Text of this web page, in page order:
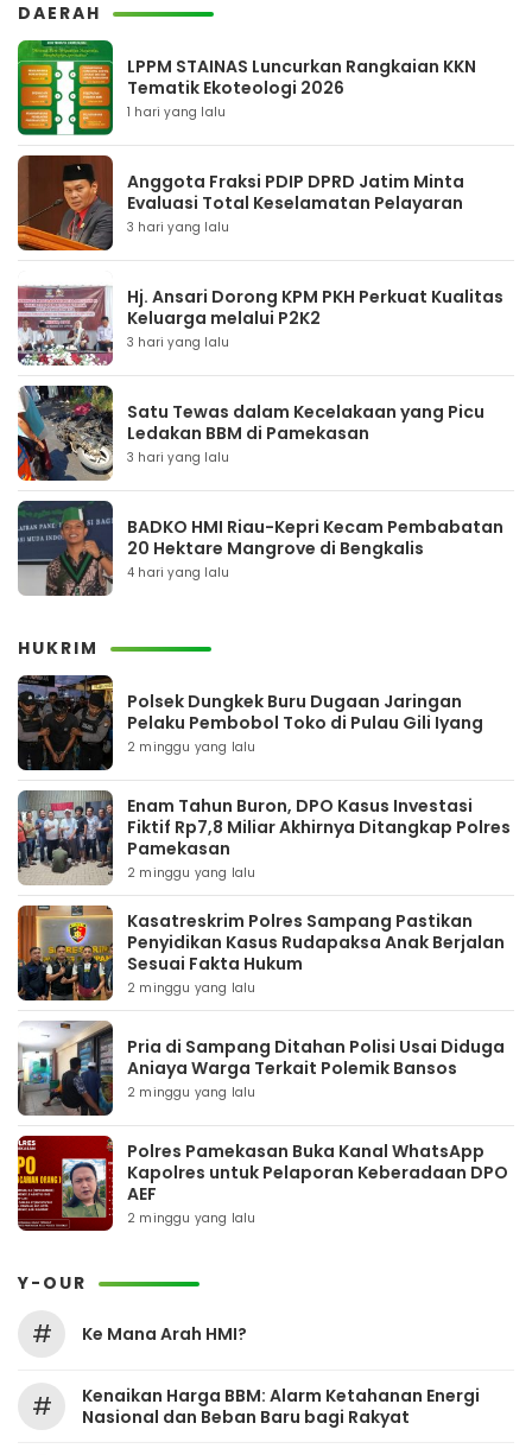
DAERAH
LPPM STAINAS Luncurkan Rangkaian KKN
Tematik Ekoteologi 2026
1 hari yang lalu
Anggota Fraksi PDIP DPRD Jatim Minta
Evaluasi Total Keselamatan Pelayaran
3 hari yang lalu
Hj. Ansari Dorong KPM PKH Perkuat Kualitas
Keluarga melalui P2K2
3 hari yang lalu
Satu Tewas dalam Kecelakaan yang Picu
Ledakan BBM di Pamekasan
3 hari yang lalu
BADKO HMI Riau-Kepri Kecam Pembabatan
20 Hektare Mangrove di Bengkalis
4 hari yang lalu
HUKRIM
Polsek Dungkek Buru Dugaan Jaringan
Pelaku Pembobol Toko di Pulau Gili Iyang
2 minggu yang lalu
Enam Tahun Buron, DPO Kasus Investasi
Fiktif Rp7,8 Miliar Akhirnya Ditangkap Polres
Pamekasan
2 minggu yang lalu
Kasatreskrim Polres Sampang Pastikan
Penyidikan Kasus Rudapaksa Anak Berjalan
Sesuai Fakta Hukum
2 minggu yang lalu
Pria di Sampang Ditahan Polisi Usai Diduga
Aniaya Warga Terkait Polemik Bansos
2 minggu yang lalu
Polres Pamekasan Buka Kanal WhatsApp
Kapolres untuk Pelaporan Keberadaan DPO
AEF
2 minggu yang lalu
Y-OUR
# Ke Mana Arah HMI?
#
Kenaikan Harga BBM: Alarm Ketahanan Energi
Nasional dan Beban Baru bagi Rakyat